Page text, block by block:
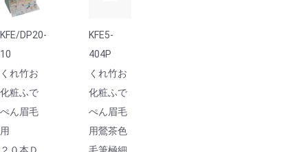
KFE/DP20-
10
くれ竹お
化粧ふで
ぺん眉毛
用
２０本Ｄ
KFE5-
404P
くれ竹お
化粧ふで
ぺん眉毛
用鶯茶色
毛筆極細